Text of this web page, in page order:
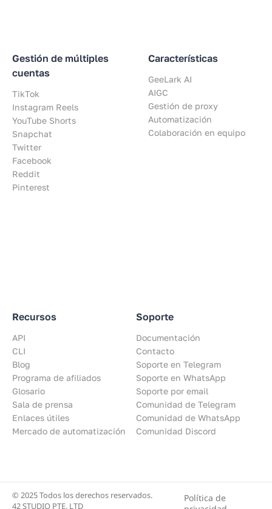
Gestión de múltiples
cuentas
TikTok
Instagram Reels
YouTube Shorts
Snapchat
Twitter
Facebook
Reddit
Pinterest
Características
GeeLark AI
AIGC
Gestión de proxy
Automatización
Colaboración en equipo
Recursos
API
CLI
Blog
Programa de afiliados
Glosario
Sala de prensa
Enlaces útiles
Mercado de automatización
Soporte
Documentación
Contacto
Soporte en Telegram
Soporte en WhatsApp
Soporte por email
Comunidad de Telegram
Comunidad de WhatsApp
Comunidad Discord
© 2025 Todos los derechos reservados.
42 STUDIO PTE. LTD
Política de